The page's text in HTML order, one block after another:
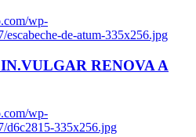
wp-
escabeche-de-atum-335x256.jpg
RENOVA A
wp-
d6c2815-335x256.jpg